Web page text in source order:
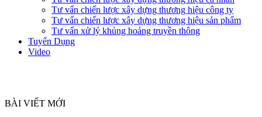
Tư vấn chiến lược xây dựng thương hiệu công ty
Tư vấn chiến lược xây dựng thương hiệu sản phẩm
Tư vấn xử lý khủng hoảng truyền thông
Tuyển Dụng
Video
BÀI VIẾT MỚI